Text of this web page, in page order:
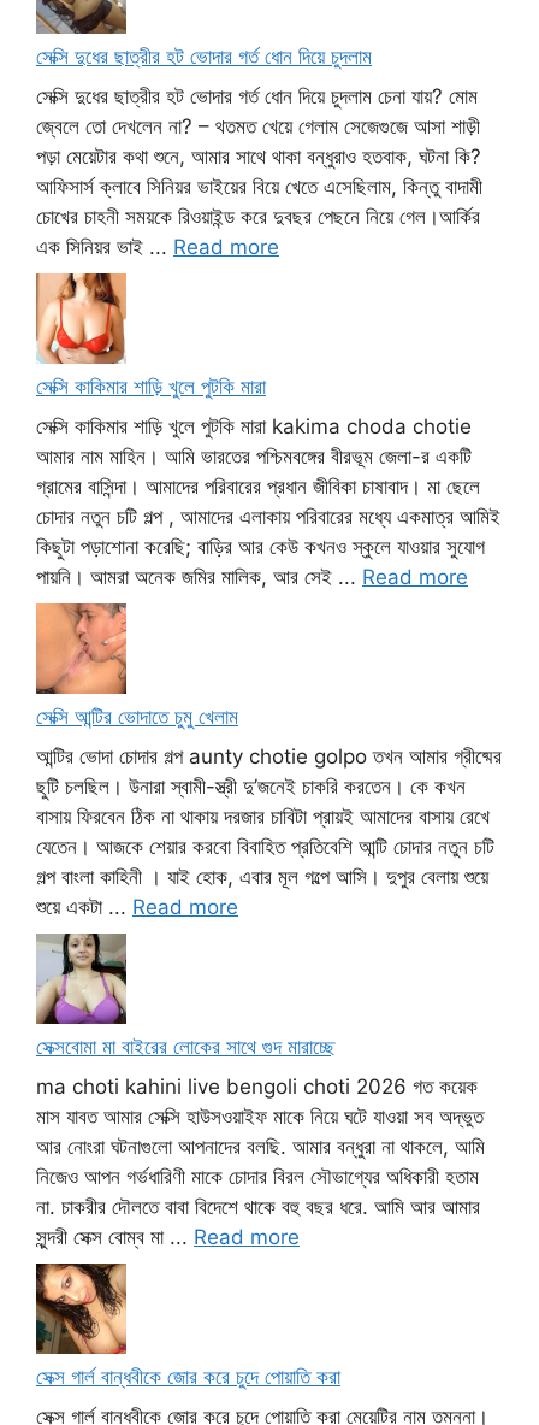
সেক্সি দুধের ছাত্রীর হট ভোদার গর্ত ধোন দিয়ে চুদলাম
সেক্সি দুধের ছাত্রীর হট ভোদার গর্ত ধোন দিয়ে চুদলাম চেনা যায়? মোম
জ্বেলে তো দেখলেন না? – থতমত খেয়ে গেলাম সেজেগুজে আসা শাড়ী
পড়া মেয়েটার কথা শুনে, আমার সাথে থাকা বন্ধুরাও হতবাক, ঘটনা কি?
আফিসার্স ক্লাবে সিনিয়র ভাইয়ের বিয়ে খেতে এসেছিলাম, কিন্তু বাদামী
চোখের চাহনী সময়কে রিওয়াইন্ড করে দুবছর পেছনে নিয়ে গেল।আর্কির
এক সিনিয়র ভাই ... Read more
সেক্সি কাকিমার শাড়ি খুলে পুটকি মারা
সেক্সি কাকিমার শাড়ি খুলে পুটকি মারা kakima choda chotie
আমার নাম মাহিন। আমি ভারতের পশ্চিমবঙ্গের বীরভূম জেলা-র একটি
গ্রামের বাসিন্দা। আমাদের পরিবারের প্রধান জীবিকা চাষাবাদ। মা ছেলে
চোদার নতুন চটি গল্প , আমাদের এলাকায় পরিবারের মধ্যে একমাত্র আমিই
কিছুটা পড়াশোনা করেছি; বাড়ির আর কেউ কখনও স্কুলে যাওয়ার সুযোগ
পায়নি। আমরা অনেক জমির মালিক, আর সেই ... Read more
সেক্সি আন্টির ভোদাতে চুমু খেলাম
আন্টির ভোদা চোদার গল্প aunty chotie golpo তখন আমার গ্রীষ্মের
ছুটি চলছিল। উনারা স্বামী-স্ত্রী দু’জনেই চাকরি করতেন। কে কখন
বাসায় ফিরবেন ঠিক না থাকায় দরজার চাবিটা প্রায়ই আমাদের বাসায় রেখে
যেতেন। আজকে শেয়ার করবো বিবাহিত প্রতিবেশি আন্টি চোদার নতুন চটি
গল্প বাংলা কাহিনী । যাই হোক, এবার মূল গল্পে আসি। দুপুর বেলায় শুয়ে
শুয়ে একটা ... Read more
সেক্সবোমা মা বাইরের লোকের সাথে গুদ মারাচ্ছে
ma choti kahini live bengoli choti 2026 গত কয়েক
মাস যাবত আমার সেক্সি হাউসওয়াইফ মাকে নিয়ে ঘটে যাওয়া সব অদ্ভুত
আর নোংরা ঘটনাগুলো আপনাদের বলছি. আমার বন্ধুরা না থাকলে, আমি
নিজেও আপন গর্ভধারিণী মাকে চোদার বিরল সৌভাগ্যের অধিকারী হতাম
না. চাকরীর দৌলতে বাবা বিদেশে থাকে বহু বছর ধরে. আমি আর আমার
সুন্দরী সেক্স বোম্ব মা ... Read more
সেক্স গার্ল বান্ধবীকে জোর করে চুদে পোয়াতি করা
সেক্স গার্ল বান্ধবীকে জোর করে চুদে পোয়াতি করা মেয়েটির নাম তমন্না।